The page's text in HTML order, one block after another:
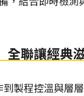
聯讓經典
製程控溫與層